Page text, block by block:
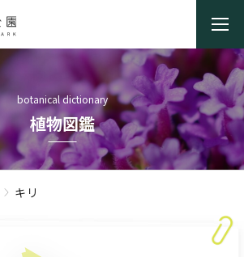
botanical dictionary
植物図鑑
キリ